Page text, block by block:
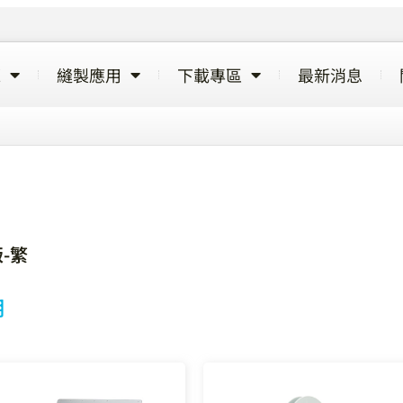
縫製應用 下載專區 最新消息
繁